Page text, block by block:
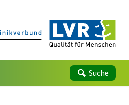
Suche